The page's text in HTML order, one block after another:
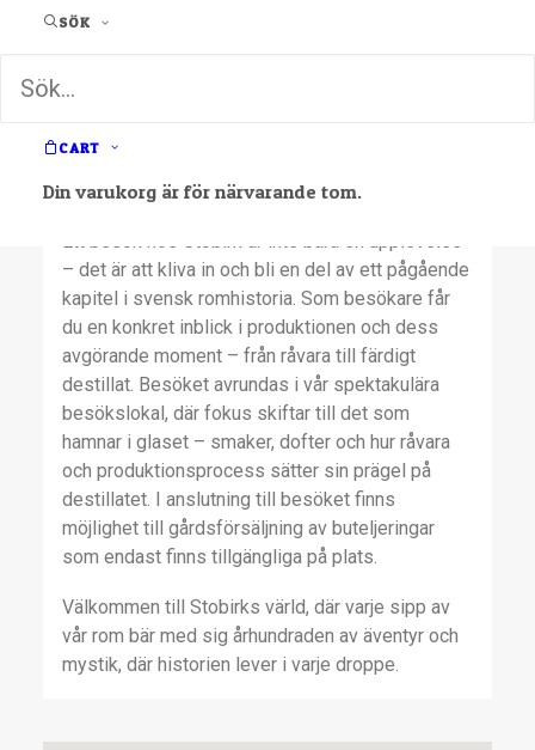
SÖK
CART
Din varukorg är för närvarande tom.
något nytt och faten får ett helt annat innehåll.
svenskt hantverk med produktion i större skala.
Double retort potstill.
Ett besök hos Stobirk är inte bara en upplevelse
– det är att kliva in och bli en del av ett pågående
kapitel i svensk romhistoria. Som besökare får
du en konkret inblick i produktionen och dess
avgörande moment – från råvara till färdigt
destillat. Besöket avrundas i vår spektakulära
besökslokal, där fokus skiftar till det som
hamnar i glaset – smaker, dofter och hur råvara
och produktionsprocess sätter sin prägel på
destillatet. I anslutning till besöket finns
möjlighet till gårdsförsäljning av buteljeringar
som endast finns tillgängliga på plats.
Välkommen till Stobirks värld, där varje sipp av
vår rom bär med sig århundraden av äventyr och
mystik, där historien lever i varje droppe.